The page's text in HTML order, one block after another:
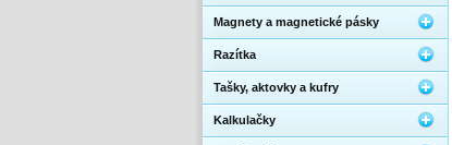
Magnety a magnetické pásky
Razítka
Tašky, aktovky a kufry
Kalkulačky